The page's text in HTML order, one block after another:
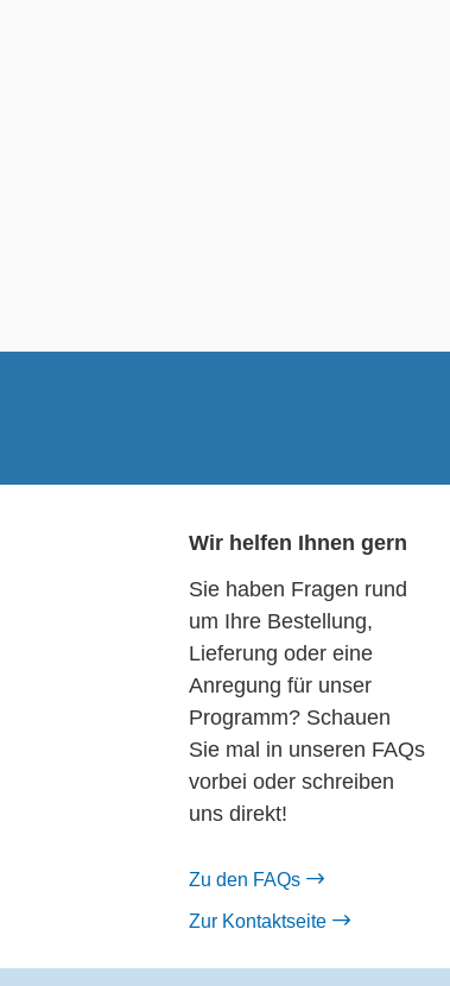
Wir helfen Ihnen gern
Sie haben Fragen rund
um Ihre Bestellung,
Lieferung oder eine
Anregung für unser
Programm? Schauen
Sie mal in unseren FAQs
vorbei oder schreiben
uns direkt!
Zu den FAQs
Zur Kontaktseite